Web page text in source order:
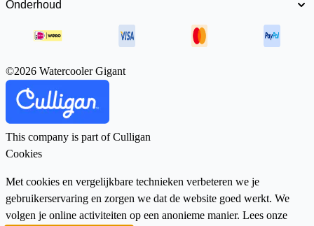
Onderhoud
©2026 Watercooler Gigant
This company is part of Culligan
Cookies
Met cookies en vergelijkbare technieken verbeteren we je
gebruikerservaring en zorgen we dat de website goed werkt. We
volgen je online activiteiten op een anonieme manier. Lees onze